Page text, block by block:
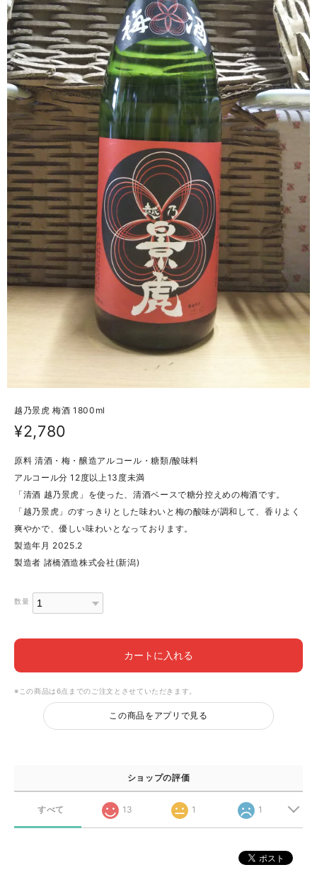
越乃景虎 梅酒 1800ml
¥2,780
原料 清酒・梅・醸造アルコール・糖類/酸味料
アルコール分 12度以上13度未満
「清酒 越乃景虎」を使った、清酒ベースで糖分控えめの梅酒です。
「越乃景虎」のすっきりとした味わいと梅の酸味が調和して、香りよく
爽やかで、優しい味わいとなっております。
製造年月 2025.2
製造者 諸橋酒造株式会社(新潟)
数量
カートに入れる
※この商品は6点までのご注文とさせていただきます。
この商品をアプリで見る
ショップの評価
すべて 13 1 1